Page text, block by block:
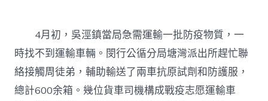
4月初，吳涇鎮當局急需運輸一批防疫物質，一
時找不到運輸車輛。閔行公循分局塘灣派出所趕忙聯
絡接觸周徒弟，輔助輸送了兩車抗原試劑和防護服，
總計600余箱。幾位貨車司機構成戰疫志愿運輸車